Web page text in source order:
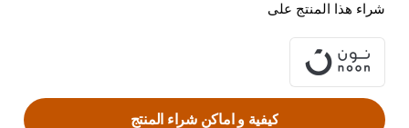
شراء هذا المنتج على
كيفية و اماكن شراء المنتج